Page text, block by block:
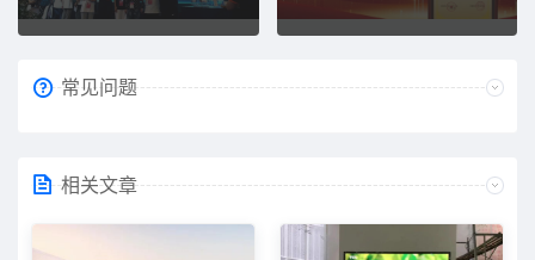
常见问题
相关文章